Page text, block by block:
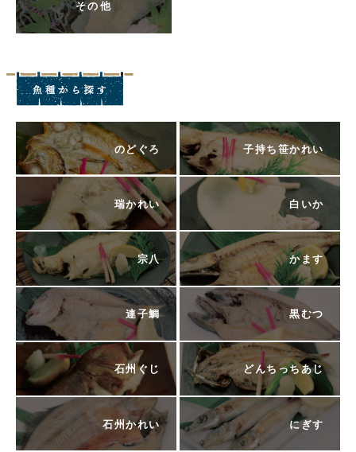
その他
のどぐろ 子持ち笹かれい
瑞かれい 白いか
宗八 かます
連子鯛 黒むつ
石州ぐじ どんちっちあじ
石州かれい にぎす